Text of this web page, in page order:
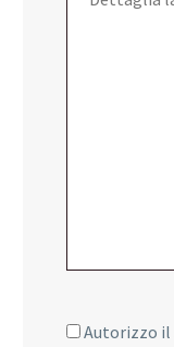
Autorizzo il